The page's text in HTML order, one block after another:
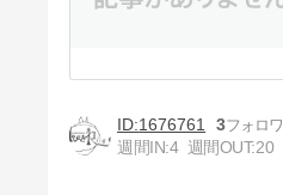
1676761
3
週間IN:4 週間OUT:20